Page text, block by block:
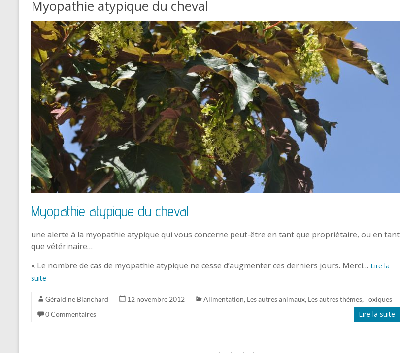
Myopathie atypique du cheval
Myopathie atypique du cheval
une alerte à la myopathie atypique qui vous concerne peut-être en tant que propriétaire, ou en tant
que vétérinaire…
« Le nombre de cas de myopathie atypique ne cesse d’augmenter ces derniers jours. Merci… Lire la
suite
Géraldine Blanchard 12 novembre 2012 Alimentation, Les autres animaux, Les autres thèmes, Toxiques
0 Commentaires
Lire la suite